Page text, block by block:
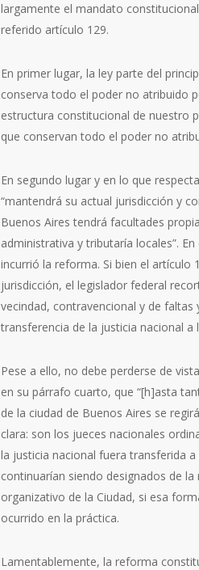
largamente el mandato
referido artículo 129.
En primer lugar, la ley parte del
conserva todo el poder no atribuido
estructura constitucional de nuestro
que conservan todo el poder no
En segundo lugar y en lo que
“mantendrá su actual jurisdicción y
Buenos Aires tendrá facultades
administrativa y tributaría locales”.
incurrió la reforma. Si bien el artículo
jurisdicción, el legislador federal
vecindad, contravencional y de
transferencia de la justicia nacional a
Pese a ello, no debe perderse de
en su párrafo cuarto, que “[h]asta
de la ciudad de Buenos Aires se
clara: son los jueces nacionales
la justicia nacional fuera transferida
continuarían siendo designados de
organizativo de la Ciudad, si esa
ocurrido en la práctica.
Lamentablemente, la reforma